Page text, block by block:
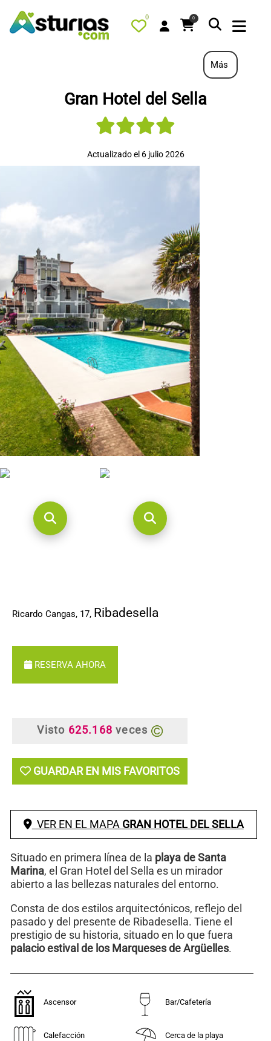
0 0
QUÉ HACER
ALOJAMIENTOS
TIENDA
AGENDA
OFERTAS
CONTACTO
Más
Gran Hotel del Sella
Actualizado el 6 julio 2026
Ricardo Cangas, 17, Ribadesella
RESERVA AHORA
Visto 625.168 veces
GUARDAR EN MIS FAVORITOS
VER EN EL MAPA GRAN HOTEL DEL SELLA
Situado en primera línea de la playa de Santa
Marina, el Gran Hotel del Sella es un mirador
abierto a las bellezas naturales del entorno.
Consta de dos estilos arquitectónicos, reflejo del
pasado y del presente de Ribadesella. Tiene el
prestigio de su historia, situado en lo que fuera
palacio estival de los Marqueses de Argüelles.
Ascensor Bar/Cafetería
Calefacción Cerca de la playa